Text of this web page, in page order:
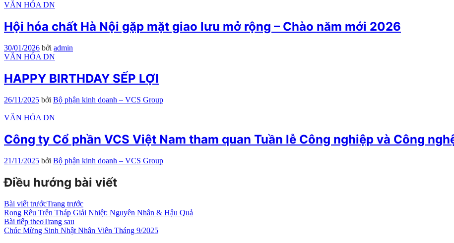
VĂN HÓA DN
Hội hóa chất Hà Nội gặp mặt giao lưu mở rộng – Chào năm mới 2026
30/01/2026 bởi admin
VĂN HÓA DN
HAPPY BIRTHDAY SẾP LỢI
26/11/2025 bởi Bộ phận kinh doanh – VCS Group
VĂN HÓA DN
Công ty Cổ phần VCS Việt Nam tham quan Tuần lễ Công nghiệp và Công
21/11/2025 bởi Bộ phận kinh doanh – VCS Group
Điều hướng bài viết
Bài viết trướcTrang trước
Rong Rêu Trên Tháp Giải Nhiệt: Nguyên Nhân & Hậu Quả
Bài tiếp theoTrang sau
Chúc Mừng Sinh Nhật Nhân Viên Tháng 9/2025